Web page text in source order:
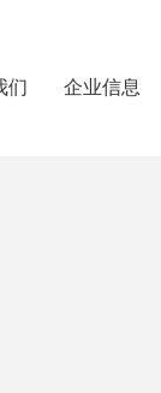
们 企业信息